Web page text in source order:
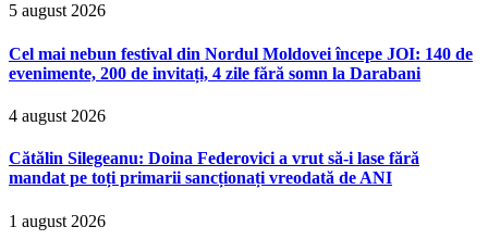
5 august 2026
Cel mai nebun festival din Nordul Moldovei începe JOI: 140 de
evenimente, 200 de invitați, 4 zile fără somn la Darabani
4 august 2026
Cătălin Silegeanu: Doina Federovici a vrut să-i lase fără
mandat pe toți primarii sancționați vreodată de ANI
1 august 2026